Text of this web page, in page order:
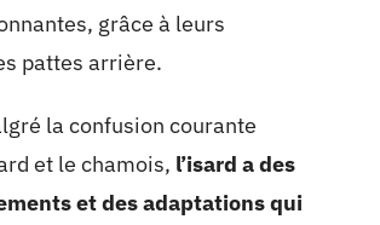
grâce à leurs
pattes arrière.
la confusion courante
et le chamois, l’isard a des
et des adaptations qui